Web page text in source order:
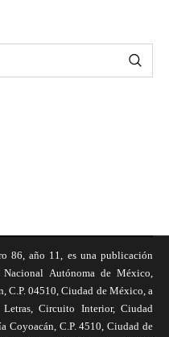
86, año 11, es una publicación
Autónoma de México,
C.P. 04510, Ciudad de México, a
Circuito Interior, Ciudad
Coyoacán, C.P. 4510, Ciudad de